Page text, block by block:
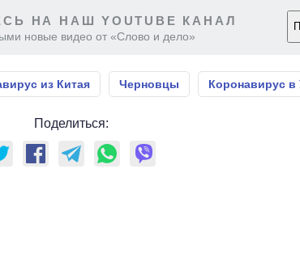
НА НАШ YOUTUBE КАНАЛ
новые видео от «Слово и дело»
из Китая Черновцы Коронавирус в
Поделиться: